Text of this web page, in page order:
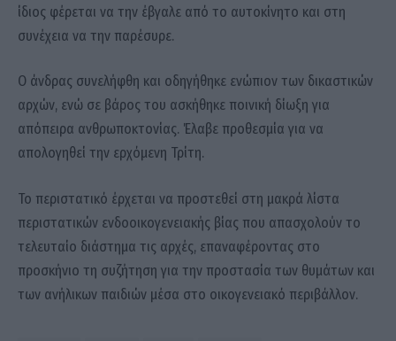
ίδιος φέρεται να την έβγαλε από το αυτοκίνητο και στη
συνέχεια να την παρέσυρε.
Ο άνδρας συνελήφθη και οδηγήθηκε ενώπιον των δικαστικών
αρχών, ενώ σε βάρος του ασκήθηκε ποινική δίωξη για
απόπειρα ανθρωποκτονίας. Έλαβε προθεσμία για να
απολογηθεί την ερχόμενη Τρίτη.
Το περιστατικό έρχεται να προστεθεί στη μακρά λίστα
περιστατικών ενδοοικογενειακής βίας που απασχολούν το
τελευταίο διάστημα τις αρχές, επαναφέροντας στο
προσκήνιο τη συζήτηση για την προστασία των θυμάτων και
των ανήλικων παιδιών μέσα στο οικογενειακό περιβάλλον.